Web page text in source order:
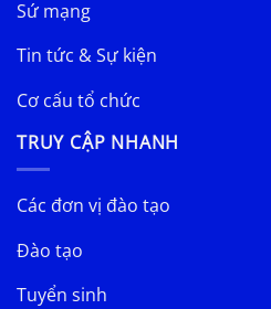
Sứ mạng
Tin tức & Sự kiện
Cơ cấu tổ chức
TRUY CẬP NHANH
Các đơn vị đào tạo
Đào tạo
Tuyển sinh